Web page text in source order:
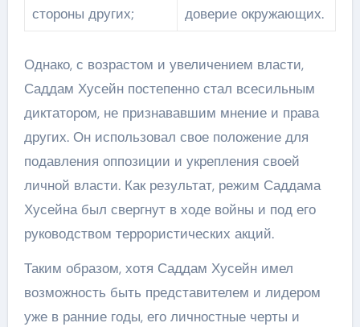
стороны других;
доверие окружающих.
Однако, с возрастом и увеличением власти,
Саддам Хусейн постепенно стал всесильным
диктатором, не признававшим мнение и права
других. Он использовал свое положение для
подавления оппозиции и укрепления своей
личной власти. Как результат, режим Саддама
Хусейна был свергнут в ходе войны и под его
руководством террористических акций.
Таким образом, хотя Саддам Хусейн имел
возможность быть представителем и лидером
уже в ранние годы, его личностные черты и